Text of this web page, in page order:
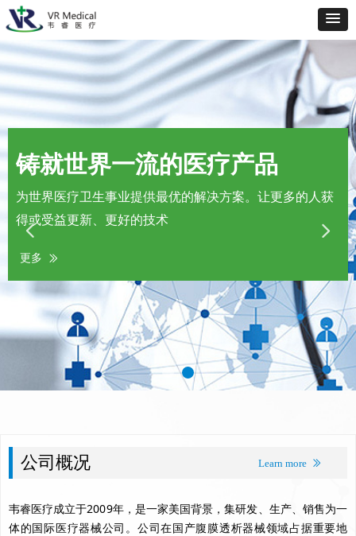
铸就世界一流的医疗产品
为世界医疗卫生事业提供最优的解决方案。让更多的人获
得或受益更新、更好的技术
更多 ꅀ
넳 넲
韦睿医疗成立于2009年，是一家美国背景，集研发、生产、销售为一
体的国际医疗器械公司。公司在国产腹膜透析器械领域占据重要地
公司概况 Learn more ꅀ